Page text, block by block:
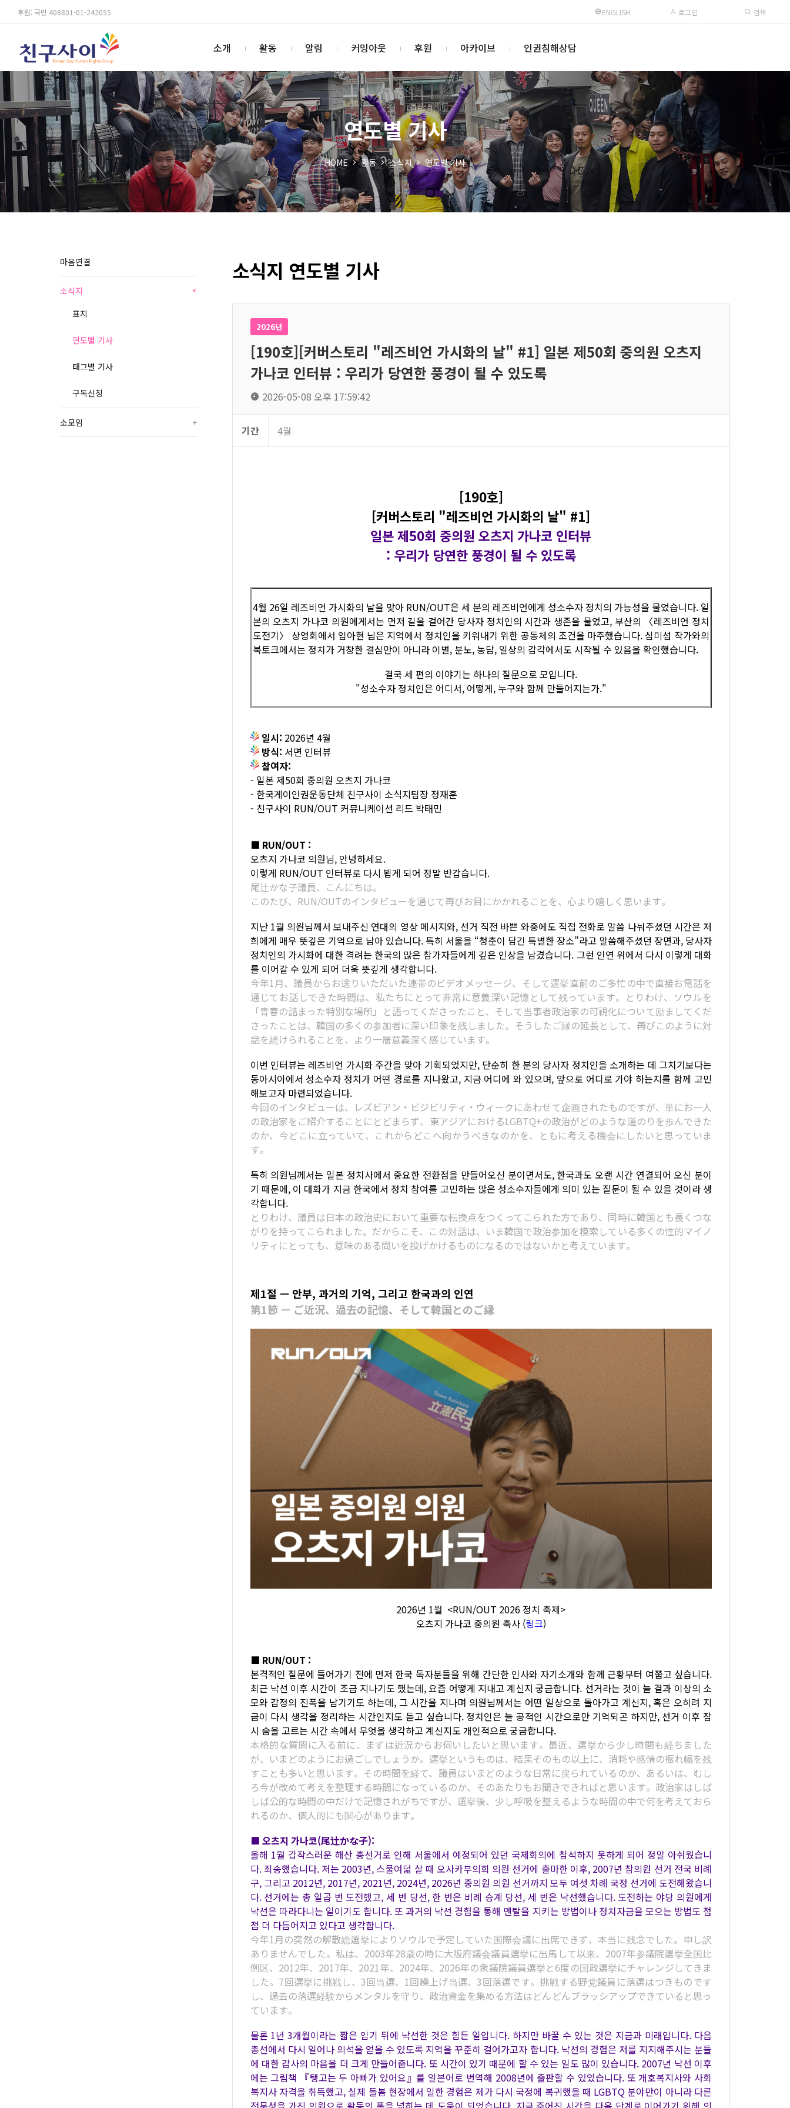
후원: 국민 408801-01-242055 ENGLISH 로그인 검색
소개 활동 알림 커밍아웃 후원 아카이브 인권침해상담
연도별 기사
HOME 활동 소식지 연도별 기사
마음연결
소식지 +
표지
연도별 기사
태그별 기사
구독신청
소모임 +
소식지 연도별 기사
2026년
[190호][커버스토리 "레즈비언 가시화의 날" #1] 일본 제50회 중의원 오츠지
가나코 인터뷰 : 우리가 당연한 풍경이 될 수 있도록
2026-05-08 오후 17:59:42
기간 4월
[190호]
[커버스토리 "레즈비언 가시화의 날" #1]
일본 제50회 중의원 오츠지 가나코 인터뷰
: 우리가 당연한 풍경이 될 수 있도록
4월 26일 레즈비언 가시화의 날을 맞아 RUN/OUT은 세 분의 레즈비언에게 성소수자 정치의 가능성을 물었습니다. 일
본의 오츠지 가나코 의원에게서는 먼저 길을 걸어간 당사자 정치인의 시간과 생존을 물었고, 부산의 〈레즈비언 정치
도전기〉 상영회에서 임아현 님은 지역에서 정치인을 키워내기 위한 공동체의 조건을 마주했습니다. 심미섭 작가와의
북토크에서는 정치가 거창한 결심만이 아니라 이별, 분노, 농담, 일상의 감각에서도 시작될 수 있음을 확인했습니다.
결국 세 편의 이야기는 하나의 질문으로 모입니다.
"성소수자 정치인은 어디서, 어떻게, 누구와 함께 만들어지는가."
일시: 2026년 4월
방식: 서면 인터뷰
참여자:
- 일본 제50회 중의원 오츠지 가나코
- 한국게이인권운동단체 친구사이 소식지팀장 정재훈
- 친구사이 RUN/OUT 커뮤니케이션 리드 박태민
■ RUN/OUT :
오츠지 가나코 의원님, 안녕하세요.
이렇게 RUN/OUT 인터뷰로 다시 뵙게 되어 정말 반갑습니다.
尾辻かな子議員、こんにちは。
このたび、RUN/OUTのインタビューを通じて再びお目にかかれることを、心より嬉しく思います。
지난 1월 의원님께서 보내주신 연대의 영상 메시지와, 선거 직전 바쁜 와중에도 직접 전화로 말씀 나눠주셨던 시간은 저
희에게 매우 뜻깊은 기억으로 남아 있습니다. 특히 서울을 “청춘이 담긴 특별한 장소”라고 말씀해주셨던 장면과, 당사자
정치인의 가시화에 대한 격려는 한국의 많은 참가자들에게 깊은 인상을 남겼습니다. 그런 인연 위에서 다시 이렇게 대화
를 이어갈 수 있게 되어 더욱 뜻깊게 생각합니다.
今年1月、議員からお送りいただいた連帯のビデオメッセージ、そして選挙直前のご多忙の中で直接お電話を
通じてお話しできた時間は、私たちにとって非常に意義深い記憶として残っています。とりわけ、ソウルを
「青春の詰まった特別な場所」と語ってくださったこと、そして当事者政治家の可視化について励ましてくだ
さったことは、韓国の多くの参加者に深い印象を残しました。そうしたご縁の延長として、再びこのように対
話を続けられることを、より一層意義深く感じています。
이번 인터뷰는 레즈비언 가시화 주간을 맞아 기획되었지만, 단순히 한 분의 당사자 정치인을 소개하는 데 그치기보다는
동아시아에서 성소수자 정치가 어떤 경로를 지나왔고, 지금 어디에 와 있으며, 앞으로 어디로 가야 하는지를 함께 고민
해보고자 마련되었습니다.
今回のインタビューは、レズビアン・ビジビリティ・ウィークにあわせて企画されたものですが、単にお一人
の政治家をご紹介することにとどまらず、東アジアにおけるLGBTQ+の政治がどのような道のりを歩んできた
のか、今どこに立っていて、これからどこへ向かうべきなのかを、ともに考える機会にしたいと思っていま
す。
특히 의원님께서는 일본 정치사에서 중요한 전환점을 만들어오신 분이면서도, 한국과도 오랜 시간 연결되어 오신 분이
기 때문에, 이 대화가 지금 한국에서 정치 참여를 고민하는 많은 성소수자들에게 의미 있는 질문이 될 수 있을 것이라 생
각합니다.
とりわけ、議員は日本の政治史において重要な転換点をつくってこられた方であり、同時に韓国とも長くつな
がりを持ってこられました。だからこそ、この対話は、いま韓国で政治参加を模索している多くの性的マイノ
リティにとっても、意味のある問いを投げかけるものになるのではないかと考えています。
제1절 — 안부, 과거의 기억, 그리고 한국과의 인연
第1節 — ご近況、過去の記憶、そして韓国とのご縁
2026년 1월 <RUN/OUT 2026 정치 축제>
오츠지 가나코 중의원 축사 (링크)
■ RUN/OUT :
본격적인 질문에 들어가기 전에 먼저 한국 독자분들을 위해 간단한 인사와 자기소개와 함께 근황부터 여쭙고 싶습니다.
최근 낙선 이후 시간이 조금 지나기도 했는데, 요즘 어떻게 지내고 계신지 궁금합니다. 선거라는 것이 늘 결과 이상의 소
모와 감정의 진폭을 남기기도 하는데, 그 시간을 지나며 의원님께서는 어떤 일상으로 돌아가고 계신지, 혹은 오히려 지
금이 다시 생각을 정리하는 시간인지도 듣고 싶습니다. 정치인은 늘 공적인 시간으로만 기억되곤 하지만, 선거 이후 잠
시 숨을 고르는 시간 속에서 무엇을 생각하고 계신지도 개인적으로 궁금합니다.
本格的な質問に入る前に、まずは近況からお伺いしたいと思います。最近、選挙から少し時間も経ちました
が、いまどのようにお過ごしでしょうか。選挙というものは、結果そのもの以上に、消耗や感情の振れ幅を残
すことも多いと思います。その時間を経て、議員はいまどのような日常に戻られているのか、あるいは、むし
ろ今が改めて考えを整理する時間になっているのか、そのあたりもお聞きできればと思います。政治家はしば
しば公的な時間の中だけで記憶されがちですが、選挙後、少し呼吸を整えるような時間の中で何を考えておら
れるのか、個人的にも関心があります。
■ 오츠지 가나코(尾辻かな子):
올해 1월 갑작스러운 해산 총선거로 인해 서울에서 예정되어 있던 국제회의에 참석하지 못하게 되어 정말 아쉬웠습니
다. 죄송했습니다. 저는 2003년, 스물여덟 살 때 오사카부의회 의원 선거에 출마한 이후, 2007년 참의원 선거 전국 비례
구, 그리고 2012년, 2017년, 2021년, 2024년, 2026년 중의원 의원 선거까지 모두 여섯 차례 국정 선거에 도전해왔습니
다. 선거에는 총 일곱 번 도전했고, 세 번 당선, 한 번은 비례 승계 당선, 세 번은 낙선했습니다. 도전하는 야당 의원에게
낙선은 따라다니는 일이기도 합니다. 또 과거의 낙선 경험을 통해 멘탈을 지키는 방법이나 정치자금을 모으는 방법도 점
점 더 다듬어지고 있다고 생각합니다.
今年1月の突然の解散総選挙によりソウルで予定していた国際会議に出席できず、本当に残念でした。申し訳
ありませんでした。私は、2003年28歳の時に大阪府議会議員選挙に出馬して以来、2007年参議院選挙全国比
例区、2012年、2017年、2021年、2024年、2026年の衆議院議員選挙と6度の国政選挙にチャレンジしてきま
した。7回選挙に挑戦し、3回当選、1回繰上げ当選、3回落選です。挑戦する野党議員に落選はつきものです
し、過去の落選経験からメンタルを守り、政治資金を集める方法はどんどんブラッシアップできていると思っ
ています。
물론 1년 3개월이라는 짧은 임기 뒤에 낙선한 것은 힘든 일입니다. 하지만 바꿀 수 있는 것은 지금과 미래입니다. 다음
총선에서 다시 일어나 의석을 얻을 수 있도록 지역을 꾸준히 걸어가고자 합니다. 낙선의 경험은 저를 지지해주시는 분들
에 대한 감사의 마음을 더 크게 만들어줍니다. 또 시간이 있기 때문에 할 수 있는 일도 많이 있습니다. 2007년 낙선 이후
에는 그림책 『탱고는 두 아빠가 있어요』를 일본어로 번역해 2008년에 출판할 수 있었습니다. 또 개호복지사와 사회
복지사 자격을 취득했고, 실제 돌봄 현장에서 일한 경험은 제가 다시 국정에 복귀했을 때 LGBTQ 분야만이 아니라 다른